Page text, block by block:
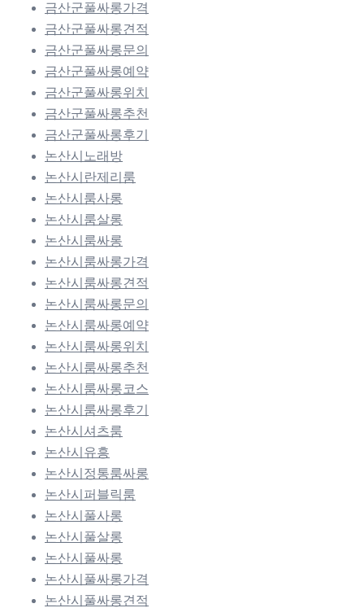
금산군풀싸롱가격
금산군풀싸롱견적
금산군풀싸롱문의
금산군풀싸롱예약
금산군풀싸롱위치
금산군풀싸롱추천
금산군풀싸롱후기
논산시노래방
논산시란제리룸
논산시룸사롱
논산시룸살롱
논산시룸싸롱
논산시룸싸롱가격
논산시룸싸롱견적
논산시룸싸롱문의
논산시룸싸롱예약
논산시룸싸롱위치
논산시룸싸롱추천
논산시룸싸롱코스
논산시룸싸롱후기
논산시셔츠룸
논산시유흥
논산시정통룸싸롱
논산시퍼블릭룸
논산시풀사롱
논산시풀살롱
논산시풀싸롱
논산시풀싸롱가격
논산시풀싸롱견적